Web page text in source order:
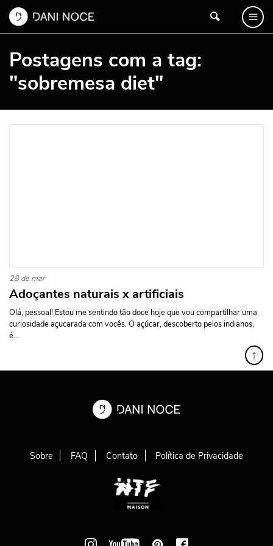
Postagens com a tag:
"sobremesa diet"
28 de mar
Adoçantes naturais x artificiais
Olá, pessoal! Estou me sentindo tão doce hoje que vou compartilhar uma
curiosidade açucarada com vocês. O açúcar, descoberto pelos indianos,
é...
↑
Sobre FAQ Contato Política de Privacidade